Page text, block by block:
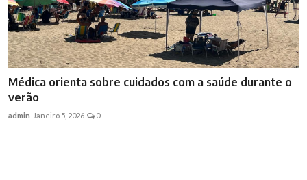
Médica orienta sobre cuidados com a saúde durante o
verão
admin Janeiro 5, 2026 0